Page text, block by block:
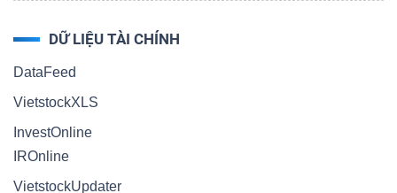
DỮ LIỆU TÀI CHÍNH
DataFeed
VietstockXLS
InvestOnline
IROnline
VietstockUpdater